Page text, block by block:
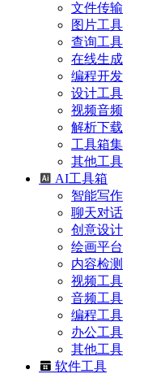
文件传输
图片工具
查询工具
在线生成
编程开发
设计工具
视频音频
解析下载
工具箱集
其他工具
AI工具箱
智能写作
聊天对话
创意设计
绘画平台
内容检测
视频工具
音频工具
编程工具
办公工具
其他工具
软件工具